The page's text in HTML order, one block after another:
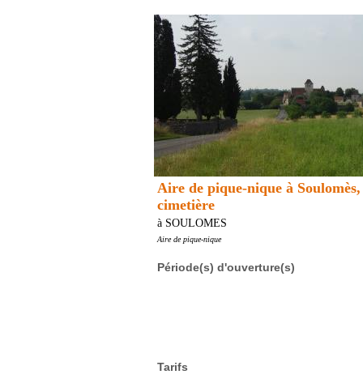
Aire de pique-nique à Soulomès,
cimetière
à SOULOMES
Aire de pique-nique
Période(s) d'ouverture(s)
Tarifs